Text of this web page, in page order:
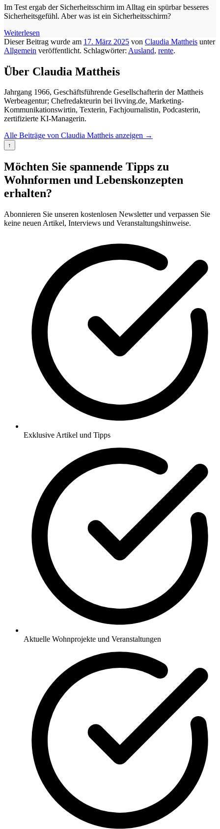
Im Test ergab der Sicherheitsschirm im Alltag ein spürbar besseres
Sicherheitsgefühl. Aber was ist ein Sicherheitsschirm?
Weiterlesen
Dieser Beitrag wurde am 17. März 2025 von Claudia Mattheis unter
Allgemein veröffentlicht. Schlagwörter: Ausland, rente.
Über Claudia Mattheis
Jahrgang 1966, Geschäftsführende Gesellschafterin der Mattheis
Werbeagentur; Chefredakteurin bei livving.de, Marketing-
Kommunikationswirtin, Texterin, Fachjournalistin, Podcasterin,
zertifizierte KI-Managerin.
Alle Beiträge von Claudia Mattheis anzeigen →
↑
Möchten Sie spannende Tipps zu
Wohnformen und Lebenskonzepten
erhalten?
Abonnieren Sie unseren kostenlosen Newsletter und verpassen Sie
keine neuen Artikel, Interviews und Veranstaltungshinweise.
Exklusive Artikel und Tipps
Aktuelle Wohnprojekte und Veranstaltungen